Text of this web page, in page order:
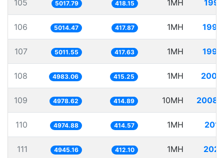
105 5017.79 418.15 1MH
106 5014.47 417.87 1MH
107 5011.55 417.63 1MH
108 4983.06 415.25 1MH
109 4978.62 414.89 10MH
110 4974.88 414.57 1MH
111 4945.16 412.10 1MH